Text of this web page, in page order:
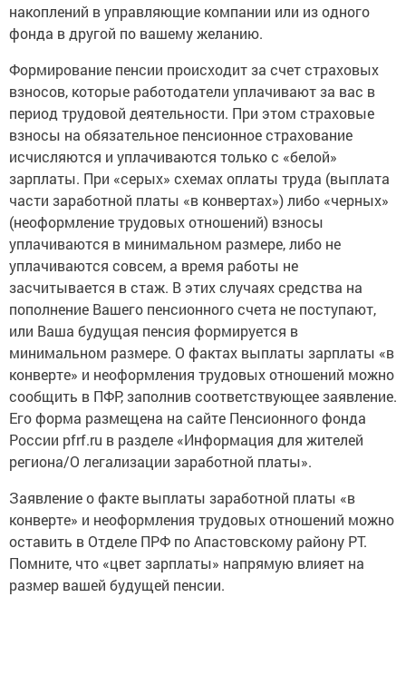
накоплений в управляющие компании или из одного
фонда в другой по вашему желанию.
Формирование пенсии происходит за счет страховых
взносов, которые работодатели уплачивают за вас в
период трудовой деятельности. При этом страховые
взносы на обязательное пенсионное страхование
исчисляются и уплачиваются только с «белой»
зарплаты. При «серых» схемах оплаты труда (выплата
части заработной платы «в конвертах») либо «черных»
(неоформление трудовых отношений) взносы
уплачиваются в минимальном размере, либо не
уплачиваются совсем, а время работы не
засчитывается в стаж. В этих случаях средства на
пополнение Вашего пенсионного счета не поступают,
или Ваша будущая пенсия формируется в
минимальном размере. О фактах выплаты зарплаты «в
конверте» и неоформления трудовых отношений можно
сообщить в ПФР, заполнив соответствующее заявление.
Его форма размещена на сайте Пенсионного фонда
России pfrf.ru в разделе «Информация для жителей
региона/О легализации заработной платы».
Заявление о факте выплаты заработной платы «в
конверте» и неоформления трудовых отношений можно
оставить в Отделе ПРФ по Апастовскому району РТ.
Помните, что «цвет зарплаты» напрямую влияет на
размер вашей будущей пенсии.